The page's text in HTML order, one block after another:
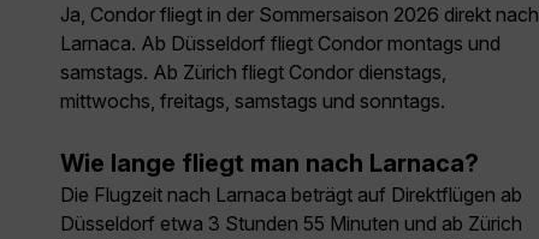
Ja, Condor fliegt in der Sommersaison 2026 direkt nach
Larnaca. Ab Düsseldorf fliegt Condor montags und
samstags. Ab Zürich fliegt Condor dienstags,
mittwochs, freitags, samstags und sonntags.
Wie lange fliegt man nach Larnaca?
Die Flugzeit nach Larnaca beträgt auf Direktflügen ab
Düsseldorf etwa 3 Stunden 55 Minuten und ab Zürich